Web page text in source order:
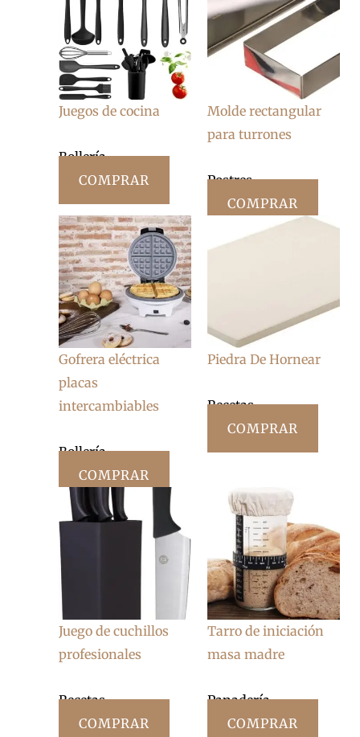
Juegos de cocina
Bollería
COMPRAR
Molde rectangular
para turrones
Postres
COMPRAR
Gofrera eléctrica
placas
intercambiables
Bollería
COMPRAR
Piedra De Hornear
Recetas
COMPRAR
Juego de cuchillos
profesionales
Recetas
COMPRAR
Tarro de iniciación
masa madre
Panadería
COMPRAR